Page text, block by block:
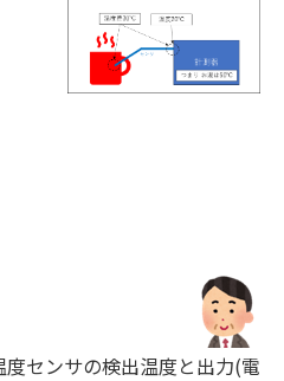
センサの検出温度と出力(電